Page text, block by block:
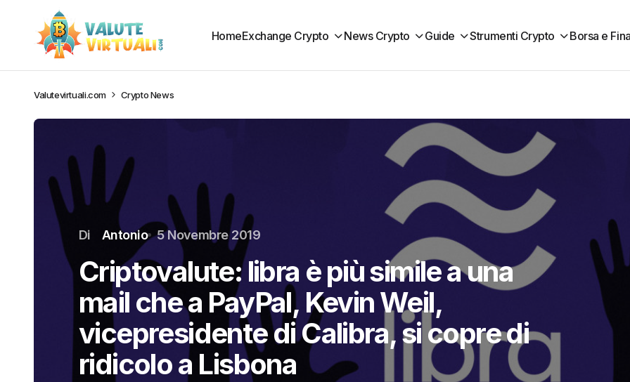
HomeExchange Crypto News Crypto Guide Strumenti Crypto Borsa e
Valutevirtuali.com Crypto News
Di Antonio 5 Novembre 2019
Criptovalute: libra è più simile a una
mail che a PayPal, Kevin Weil,
vicepresidente di Calibra, si copre di
ridicolo a Lisbona